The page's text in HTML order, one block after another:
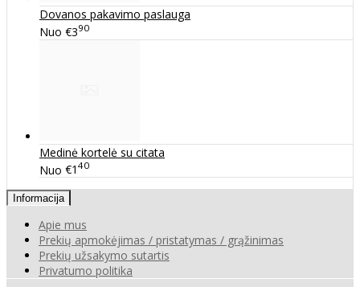
Dovanos pakavimo paslauga
Nuo €390
Medinė kortelė su citata
Nuo €1 40
Informacija
Apie mus
Prekių apmokėjimas / pristatymas / grąžinimas
Prekių užsakymo sutartis
Privatumo politika